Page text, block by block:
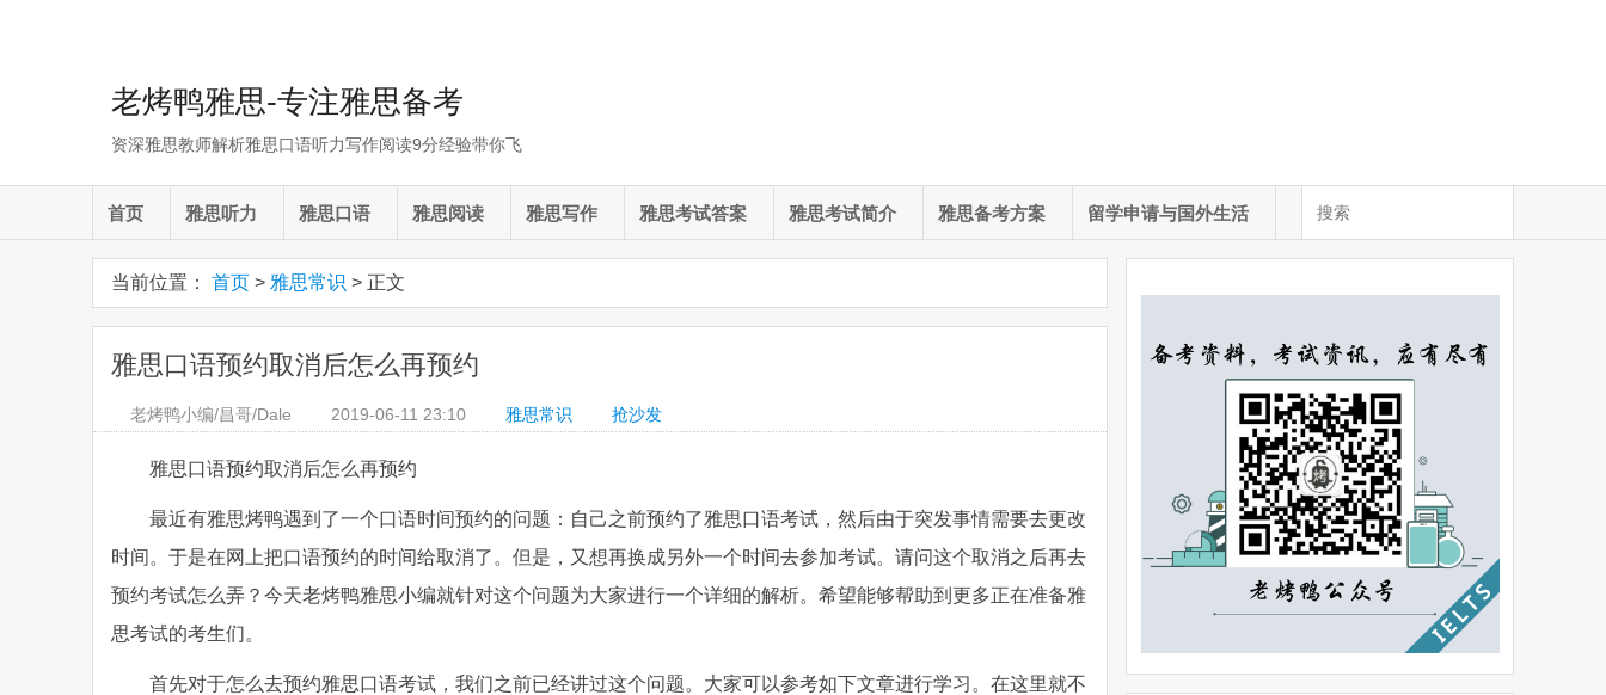
老烤鸭雅思-专注雅思备考
资深雅思教师解析雅思口语听力写作阅读9分经验带你飞
首页 雅思听力 雅思口语 雅思阅读 雅思写作 雅思考试答案 雅思考试简介 雅思备考方案 留学申请与国外生活
当前位置： 首页 > 雅思常识 > 正文
雅思口语预约取消后怎么再预约
老烤鸭小编/昌哥/Dale 2019-06-11 23:10 雅思常识 抢沙发
雅思口语预约取消后怎么再预约
最近有雅思烤鸭遇到了一个口语时间预约的问题：自己之前预约了雅思口语考试，然后由于突发事情需要去更改
时间。于是在网上把口语预约的时间给取消了。但是，又想再换成另外一个时间去参加考试。请问这个取消之后再去
预约考试怎么弄？今天老烤鸭雅思小编就针对这个问题为大家进行一个详细的解析。希望能够帮助到更多正在准备雅
思考试的考生们。
首先对于怎么去预约雅思口语考试，我们之前已经讲过这个问题。大家可以参考如下文章进行学习。在这里就不